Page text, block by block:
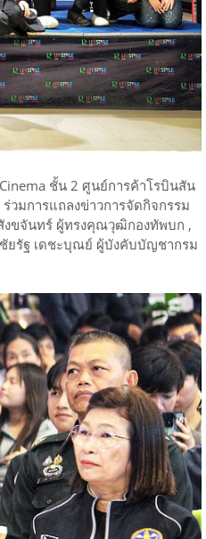
ชั้น 2 ศูนย์การค้าโรบินสัน
วมการแถลงข่าวการจัดกิจกรรม
งขจันทร์ ผู้ทรงคุณวุฒิกองทัพบก ,
ยรัฐ เดชะบุณย์ ผู้บังคับบัญชากรม